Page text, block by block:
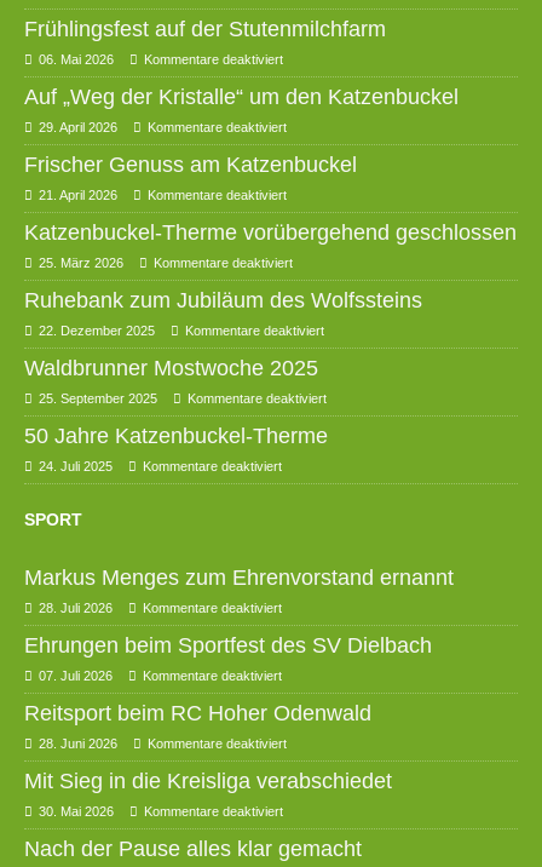
Frühlingsfest auf der Stutenmilchfarm
06. Mai 2026 Kommentare deaktiviert
Auf „Weg der Kristalle“ um den Katzenbuckel
29. April 2026 Kommentare deaktiviert
Frischer Genuss am Katzenbuckel
21. April 2026 Kommentare deaktiviert
Katzenbuckel-Therme vorübergehend geschlossen
25. März 2026 Kommentare deaktiviert
Ruhebank zum Jubiläum des Wolfssteins
22. Dezember 2025 Kommentare deaktiviert
Waldbrunner Mostwoche 2025
25. September 2025 Kommentare deaktiviert
50 Jahre Katzenbuckel-Therme
24. Juli 2025 Kommentare deaktiviert
SPORT
Markus Menges zum Ehrenvorstand ernannt
28. Juli 2026 Kommentare deaktiviert
Ehrungen beim Sportfest des SV Dielbach
07. Juli 2026 Kommentare deaktiviert
Reitsport beim RC Hoher Odenwald
28. Juni 2026 Kommentare deaktiviert
Mit Sieg in die Kreisliga verabschiedet
30. Mai 2026 Kommentare deaktiviert
Nach der Pause alles klar gemacht